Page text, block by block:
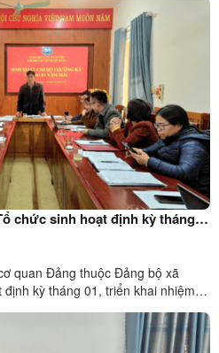
chức sinh hoạt định kỳ tháng
tâm tháng 02 năm 2026
quan Đảng thuộc Đảng bộ xã
kỳ tháng 01, triển khai nhiệm
tịch HĐND xã. Đồng chí Hoàng
sinh hoạt chi bộ. ...